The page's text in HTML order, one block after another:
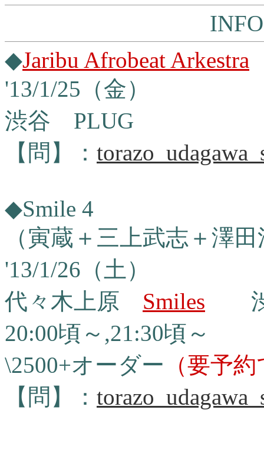
◆Jaribu Afrobeat Arkestra
'13/1/25（金）
渋谷 PLUG
【問】：
◆Smile 4
（寅蔵＋三上武志＋澤
'13/1/26（土）
代々木上原 Smiles 渋
20:00頃～,21:30頃～
\2500+オーダー （要予
【問】：